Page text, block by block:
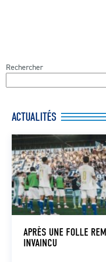
Rechercher
ACTUALITÉS
APRÈS UNE FOLLE
INVAINCU